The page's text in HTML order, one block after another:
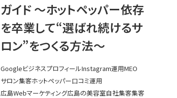
ガイド 〜ホットペッパー依存
を卒業して“選ばれ続けるサ
ロン”をつくる方法〜
GoogleビジネスプロフィールInstagram運用MEO
サロン集客ホットペッパー口コミ運用
広島Webマーケティング広島の美容室自社集客集客